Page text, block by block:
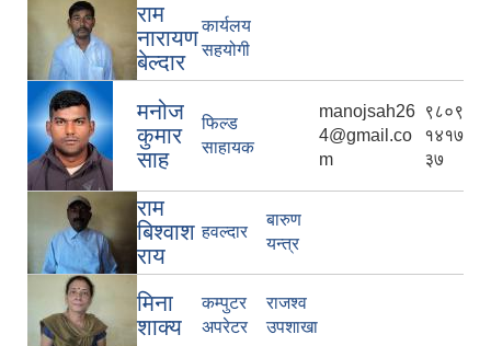
राम
नारायण
बेल्दार
कार्यलय
सहयोगी
मनोज
कुमार
साह
फिल्ड
साहायक
manojsah26
4@gmail.co
m
९८०९
१४१७
३७
राम
बिश्वाश
राय
हवल्दार
बारुण
यन्त्र
मिना
शाक्य
कम्पुटर
अपरेटर
राजश्व
उपशाखा